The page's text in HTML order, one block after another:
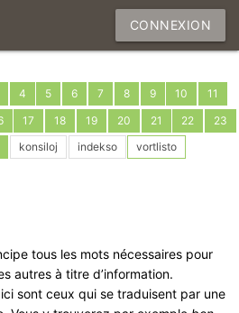
CONNEXION
4 5 6 7 8 9 10
11
17 18 19 20 21 22
23
konsiloj indekso vortlisto
tous les mots nécessaires pour
autres à titre d’information.
sont ceux qui se traduisent par une